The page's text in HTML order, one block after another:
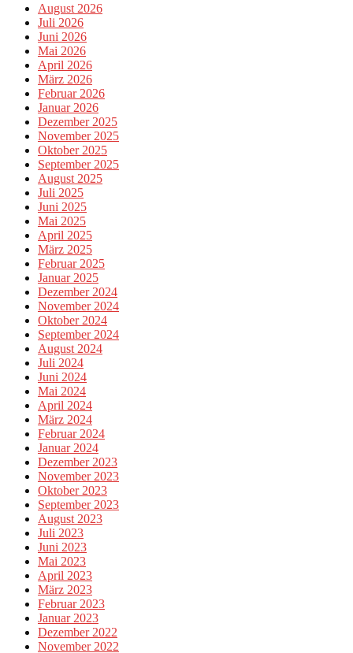
August 2026
Juli 2026
Juni 2026
Mai 2026
April 2026
März 2026
Februar 2026
Januar 2026
Dezember 2025
November 2025
Oktober 2025
September 2025
August 2025
Juli 2025
Juni 2025
Mai 2025
April 2025
März 2025
Februar 2025
Januar 2025
Dezember 2024
November 2024
Oktober 2024
September 2024
August 2024
Juli 2024
Juni 2024
Mai 2024
April 2024
März 2024
Februar 2024
Januar 2024
Dezember 2023
November 2023
Oktober 2023
September 2023
August 2023
Juli 2023
Juni 2023
Mai 2023
April 2023
März 2023
Februar 2023
Januar 2023
Dezember 2022
November 2022